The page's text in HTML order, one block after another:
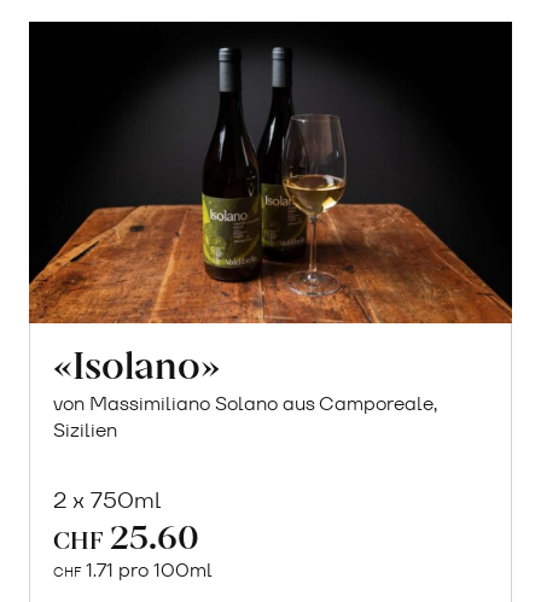
«Isolano»
von Massimiliano Solano aus Camporeale,
Sizilien
2 x 750ml
CHF 25.60
CHF 1.71 pro 100ml